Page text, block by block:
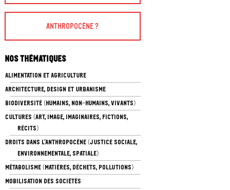
Anthropocène ?
Nos thématiques
ALIMENTATION ET AGRICULTURE
ARCHITECTURE, DESIGN ET URBANISME
BIODIVERSITÉ (HUMAINS, NON-HUMAINS, VIVANTS)
CULTURES (ART, IMAGE, IMAGINAIRES, FICTIONS,
RÉCITS)
DROITS DANS L’ANTHROPOCÈNE (JUSTICE SOCIALE,
ENVIRONNEMENTALE, SPATIALE)
MÉTABOLISME (MATIÈRES, DÉCHETS, POLLUTIONS)
MOBILISATION DES SOCIÉTÉS